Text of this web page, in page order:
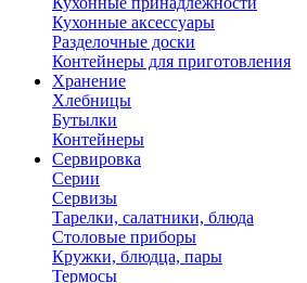
Кухонные аксессуары
Разделочные доски
Контейнеры для приготовления
Хранение
Хлебницы
Бутылки
Контейнеры
Сервировка
Серии
Сервизы
Тарелки, салатники, блюда
Столовые приборы
Кружки, блюдца, пары
Термосы